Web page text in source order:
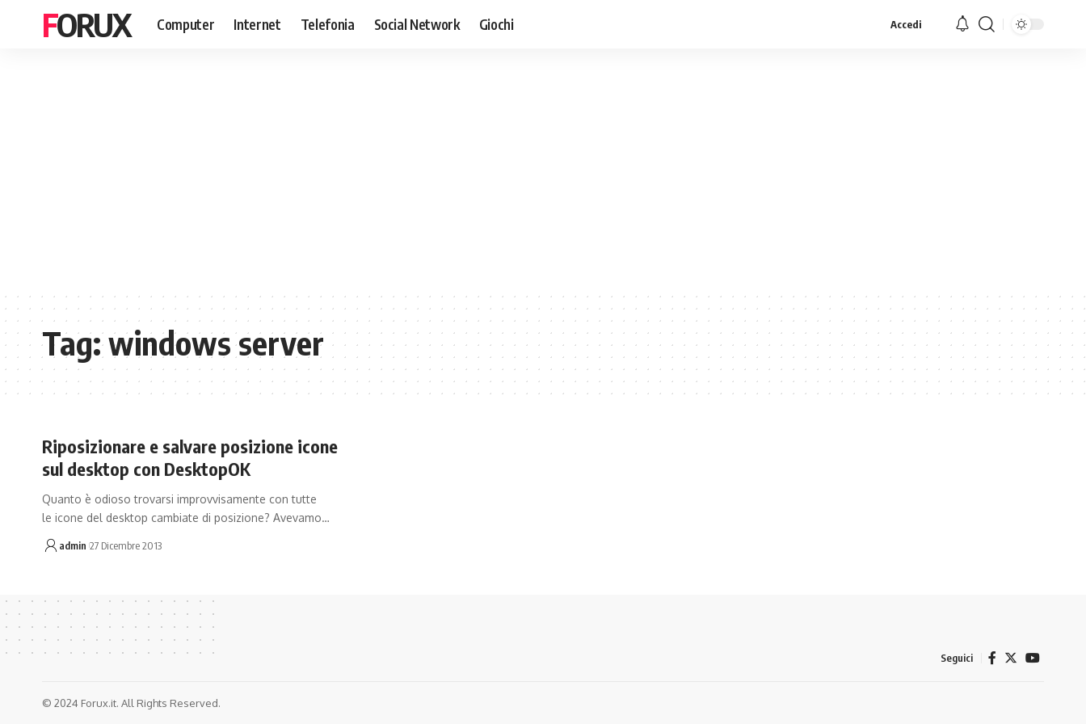
FORUX Computer Internet Telefonia Social Network Giochi Accedi
Tag:windows server
Riposizionare e salvare posizione icone
sul desktop con DesktopOK
Quanto è odioso trovarsi improvvisamente con tutte
le icone del desktop cambiate di posizione? Avevamo…
admin 27 Dicembre 2013
Seguici
© 2024 Forux.it. All Rights Reserved.